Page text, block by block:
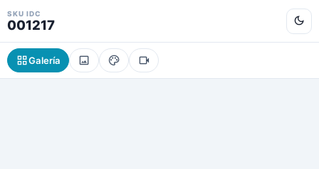
SKU IDC
001217
Galería